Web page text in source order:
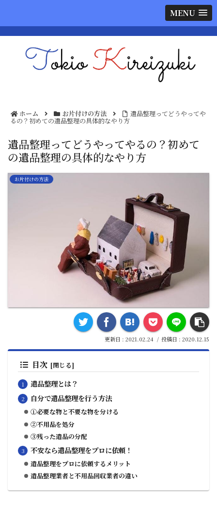
MENU
ホーム お片付けの方法 遺品整理ってどうやってや
るの？初めての遺品整理の具体的なやり方
遺品整理ってどうやってやるの？初めて
の遺品整理の具体的なやり方
お片付けの方法
2021.02.24 2020.12.15
目次
遺品整理とは？
自分で遺品整理を行う方法
①必要な物と不要な物を分ける
②不用品を処分
③残った遺品の分配
不安なら遺品整理をプロに依頼！
遺品整理をプロに依頼するメリット
遺品整理業者と不用品回収業者の違い